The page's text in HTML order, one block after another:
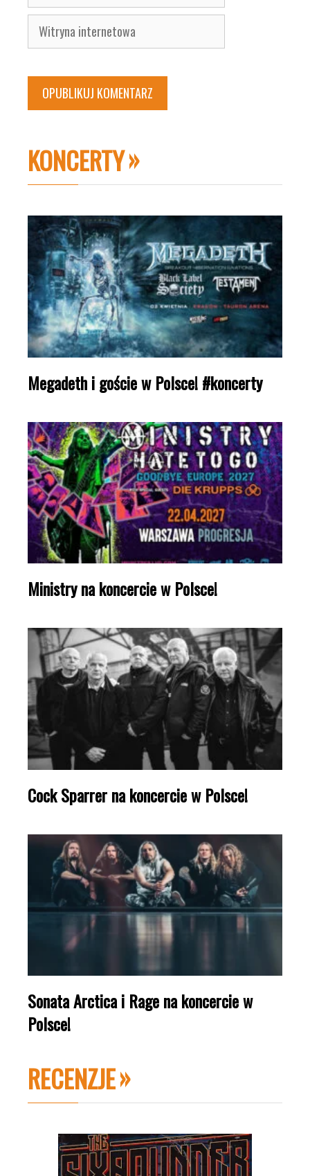
mail
Witryna
internetowa
KONCERTY
Megadeth i goście w Polsce! #koncerty
Ministry na koncercie w Polsce!
Cock Sparrer na koncercie w Polsce!
Sonata Arctica i Rage na koncercie w
Polsce!
RECENZJE